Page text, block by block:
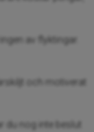
av flyktingar.
och motiverat
du nog inte beslut